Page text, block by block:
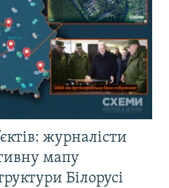
журналісти
мапу
Білорусі